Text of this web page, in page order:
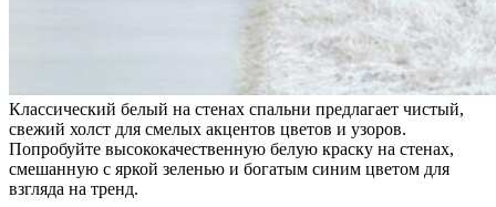
Классический белый на стенах спальни предлагает чистый,
свежий холст для смелых акцентов цветов и узоров.
Попробуйте высококачественную белую краску на стенах,
смешанную с яркой зеленью и богатым синим цветом для
взгляда на тренд.